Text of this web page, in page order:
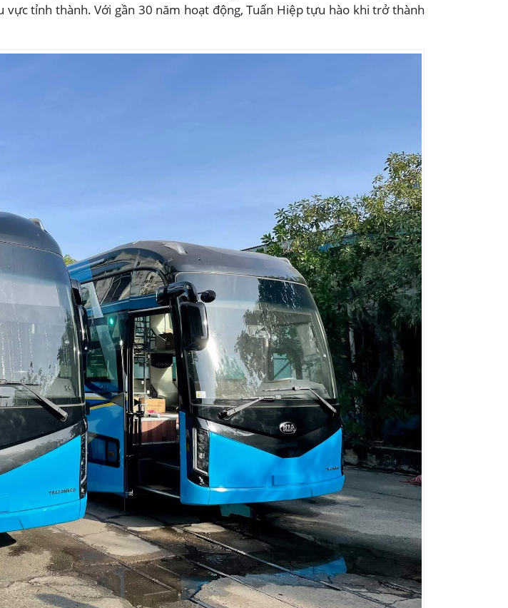
tỉnh thành. Với gần 30 năm hoạt động, Tuấn Hiệp tựu hào khi trở thành